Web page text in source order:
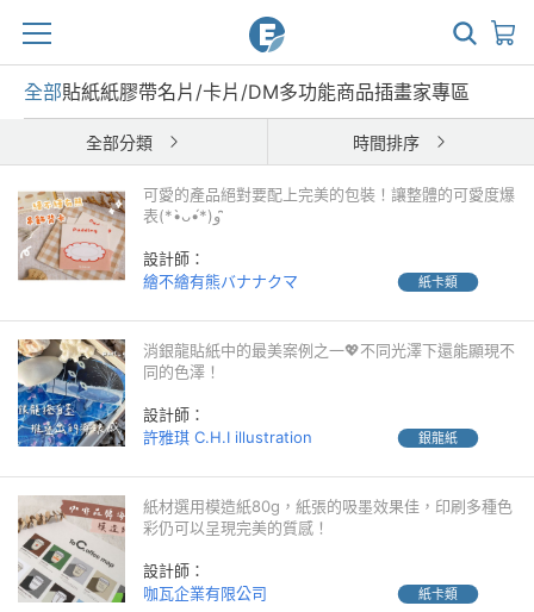
全部貼紙紙膠帶名片/卡片/DM多功能商品插畫家專區
全部分類 時間排序
可愛的產品絕對要配上完美的包裝！讓整體的可愛度爆
表(*•̀ᴗ•́*)و ̑̑
設計師：
繪不繪有熊バナナクマ
紙卡類
消銀龍貼紙中的最美案例之一💖不同光澤下還能顯現不
同的色澤！
設計師：
許雅琪 C.H.I illustration
銀龍紙
紙材選用模造紙80g，紙張的吸墨效果佳，印刷多種色
彩仍可以呈現完美的質感！
設計師：
咖瓦企業有限公司
紙卡類